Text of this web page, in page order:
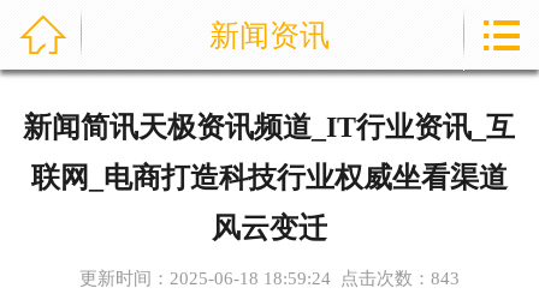
产品展示
案例展示
 新闻资讯 
新闻简讯天极资讯频道_IT行业资讯_互
联网_电商打造科技行业权威坐看渠道
风云变迁
更新时间：2025-06-18 18:59:24 点击次数： 843